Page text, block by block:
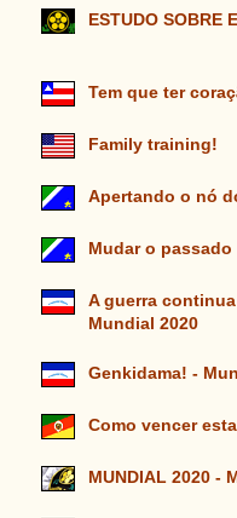
ESTUDO SOBRE
Tem que ter
Family training!
Apertando o nó
Mudar o passado
A guerra
Mundial 2020
Genkidama! -
Como vencer
MUNDIAL 2020 -